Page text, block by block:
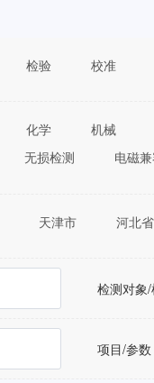
检验 校准
化学
机械
无损检测 电磁
天津市
河北省
新疆维吾尔自治区
检测对象
项目/参